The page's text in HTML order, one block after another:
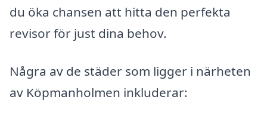
du öka chansen att hitta den perfekta
revisor för just dina behov.
Några av de städer som ligger i närheten
av Köpmanholmen inkluderar: